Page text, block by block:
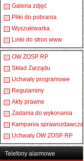
Galeria zdjęć
Pliki do pobrania
Wyszukiwarka
Linki do stron www
OW ZOSP RP
Skład Zarządu
Uchwały programowe
Regulaminy
Akty prawne
Zadania do wykonania
Kampania sprawozdawcza
Uchwały OW ZOSP RP
Telefony alarmowe